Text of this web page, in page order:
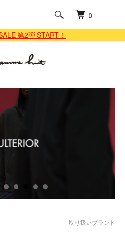
0
第2弾 START！
取り扱いブランド